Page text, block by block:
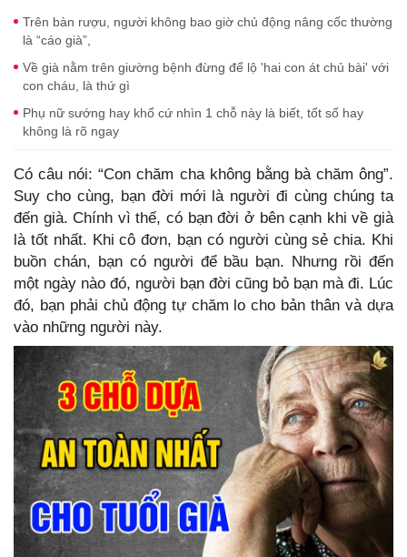
Trên bàn rượu, người không bao giờ chủ động nâng cốc thường
là “cáo già”,
Về già nằm trên giường bệnh đừng để lộ 'hai con át chủ bài' với
con cháu, là thứ gì
Phụ nữ sướng hay khổ cứ nhìn 1 chỗ này là biết, tốt số hay
không là rõ ngay
Có câu nói: “Con chăm cha không bằng bà chăm ông”.
Suy cho cùng, bạn đời mới là người đi cùng chúng ta
đến già. Chính vì thế, có bạn đời ở bên cạnh khi về già
là tốt nhất. Khi cô đơn, bạn có người cùng sẻ chia. Khi
buồn chán, bạn có người để bầu bạn. Nhưng rồi đến
một ngày nào đó, người bạn đời cũng bỏ bạn mà đi. Lúc
đó, bạn phải chủ động tự chăm lo cho bản thân và dựa
vào những người này.